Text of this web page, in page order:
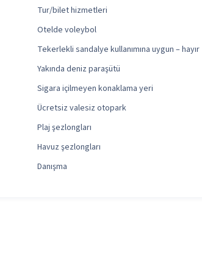
Tur/bilet hizmetleri
Otelde voleybol
Tekerlekli sandalye kullanımına uygun – hayır
Yakında deniz paraşütü
Sigara içilmeyen konaklama yeri
Ücretsiz valesiz otopark
Plaj şezlongları
Havuz şezlongları
Danışma